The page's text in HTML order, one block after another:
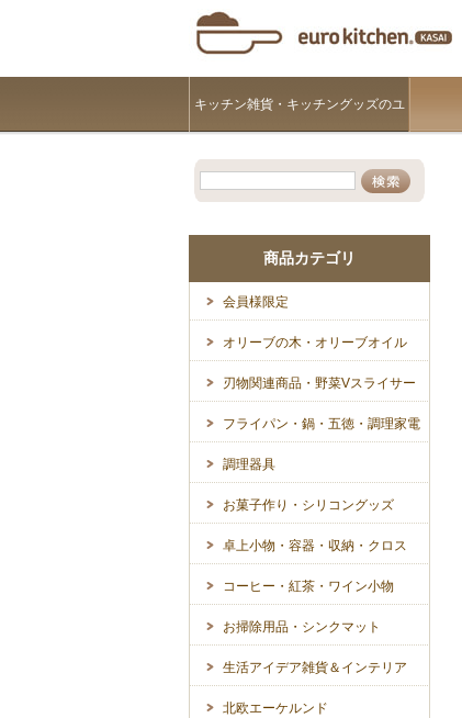
キッチン雑貨・キッチングッズのユ
ーロキッチンKASAI
商品カテゴリ
会員様限定
オリーブの木・オリーブオイル
刃物関連商品・野菜Vスライサー
フライパン・鍋・五徳・調理家電
調理器具
お菓子作り・シリコングッズ
卓上小物・容器・収納・クロス
コーヒー・紅茶・ワイン小物
お掃除用品・シンクマット
生活アイデア雑貨＆インテリア
北欧エーケルンド